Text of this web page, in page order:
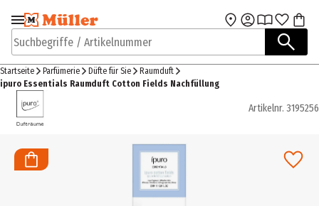
Zur Navigation
springen
Zum Hauptinhalt
Suchbegriffe / Artikelnummer
Startseite Parfümerie Düfte für Sie
Raumduft
ipuro Essentials Raumduft Cotton Fields Nachfüllung
Artikelnr. 3195256